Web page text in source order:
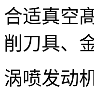
合适真空
削刀具、
涡喷发动